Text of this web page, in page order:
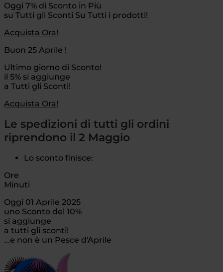
Oggi 7% di Sconto in Più
su Tutti gli Sconti Su Tutti i prodotti!
Acquista Ora!
Buon 25 Aprile !
Ultimo giorno di Sconto!
il 5% si aggiunge
a Tutti gli Sconti!
Acquista Ora!
Le spedizioni di tutti gli ordini
riprendono il 2 Maggio
Lo sconto finisce:
Ore
Minuti
Oggi 01 Aprile 2025
uno Sconto del 10%
si aggiunge
a tutti gli sconti!
...e non è un Pesce d'Aprile